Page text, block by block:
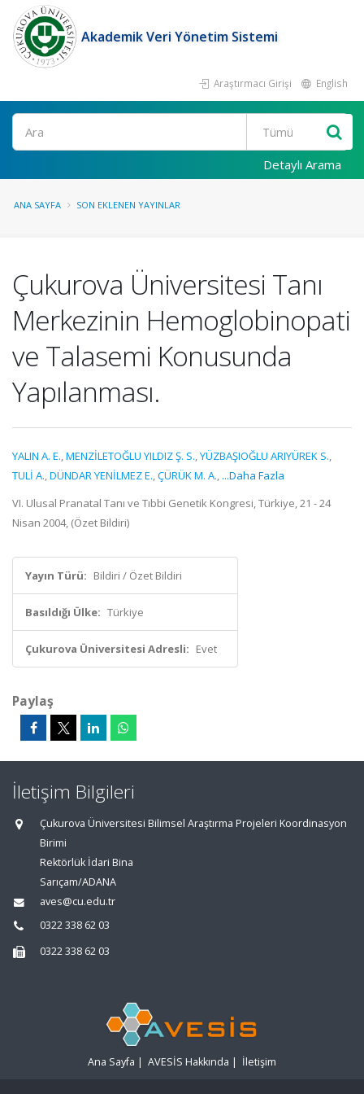
Akademik Veri Yönetim Sistemi
Araştırmacı Girişi English
Ara
Detaylı Arama
ANA SAYFA SON EKLENEN YAYINLAR
Çukurova Üniversitesi Tanı
Merkezinin Hemoglobinopati
ve Talasemi Konusunda
Yapılanması.
YALIN A. E.,MENZİLETOĞLU YILDIZ Ş. S.,YÜZBAŞIOĞLU ARIYÜREK S.,
TULİ A.,DÜNDAR YENİLMEZ E.,ÇÜRÜK M. A., ...Daha Fazla
VI. Ulusal Pranatal Tanı ve Tıbbi Genetik Kongresi, Türkiye, 21 - 24
Nisan 2004, (Özet Bildiri)
Yayın Türü: Bildiri / Özet Bildiri
Basıldığı Ülke: Türkiye
Çukurova Üniversitesi Adresli: Evet
Paylaş
İletişim Bilgileri
Çukurova Üniversitesi Bilimsel Araştırma Projeleri Koordinasyon
Birimi
Rektörlük İdari Bina
Sarıçam/ADANA
aves@cu.edu.tr
0322 338 62 03
0322 338 62 03
Ana Sayfa | AVESİS Hakkında | İletişim